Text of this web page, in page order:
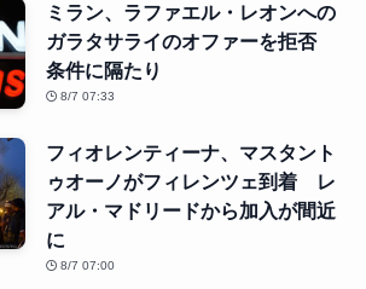
ミラン、ラファエル・レオンへの
ガラタサライのオファーを拒否
条件に隔たり
8/7 07:33
フィオレンティーナ、マスタント
ゥオーノがフィレンツェ到着 レ
アル・マドリードから加入が間近
に
8/7 07:00